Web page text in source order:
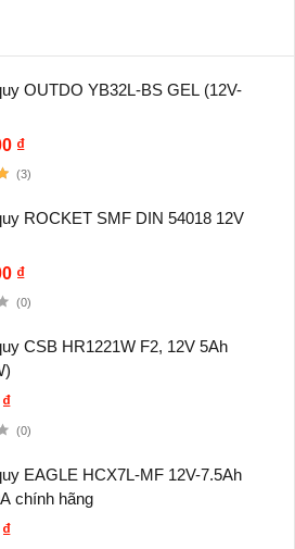
OUTDO YB32L-BS GEL (12V-
₫
(3)
ROCKET SMF DIN 54018 12V
₫
(0)
CSB HR1221W F2, 12V 5Ah
(0)
EAGLE HCX7L-MF 12V-7.5Ah
chính hãng